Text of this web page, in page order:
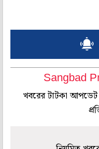
Sangbad
খবরের টাটকা